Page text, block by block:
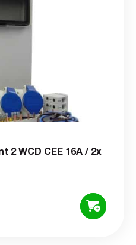
2 WCD CEE 16A / 2x